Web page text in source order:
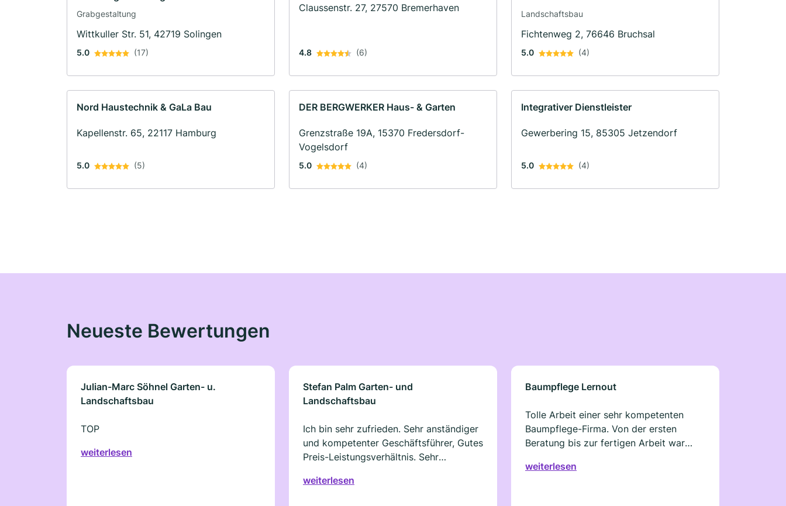
Grabgestaltung
Wittkuller Str. 51, 42719 Solingen
5.0 (17)
Claussenstr. 27, 27570 Bremerhaven
4.8 (6)
Landschaftsbau
Fichtenweg 2, 76646 Bruchsal
5.0 (4)
Nord Haustechnik & GaLa Bau
Kapellenstr. 65, 22117 Hamburg
5.0 (5)
DER BERGWERKER Haus- & Garten
Grenzstraße 19A, 15370 Fredersdorf-
Vogelsdorf
5.0 (4)
Integrativer Dienstleister
Gewerbering 15, 85305 Jetzendorf
5.0 (4)
Neueste Bewertungen
Julian-Marc Söhnel Garten- u.
Landschaftsbau
TOP
weiterlesen
Stefan Palm Garten- und
Landschaftsbau
Ich bin sehr zufrieden. Sehr anständiger
und kompetenter Geschäftsführer, Gutes
Preis-Leistungsverhältnis. Sehr
Beratung. Sehr vertrauenswürdig. Kann
weiterlesen
Baumpflege Lernout
Tolle Arbeit einer sehr kompetenten
Baumpflege-Firma. Von der ersten
Beratung bis zur fertigen Arbeit war
hohem Niveau. Die Bäume wurden
weiterlesen